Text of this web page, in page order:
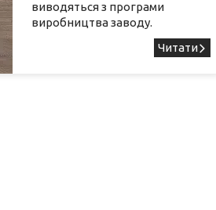
виводяться з програми
виробництва заводу.